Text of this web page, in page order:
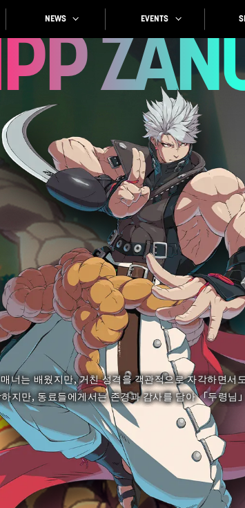
NEWS EVENTS
너는 배웠지만, 거친 성격을 객관적으로 자각하면서
지만, 동료들에게서는 존경과 감사를 담아 「두령님」
을 발휘하는 일류 전사. 지금은 죽은 스승 『츠요시